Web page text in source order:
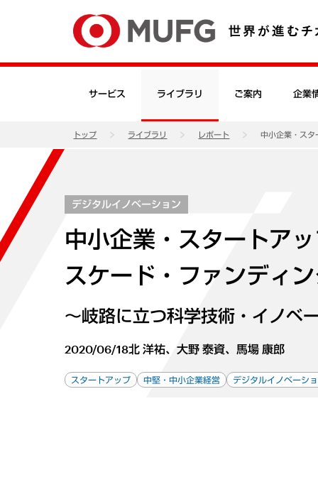
サービス ライブラリ ご案内 企業
トップ ライブラリ レポート 中小企業・ス
デジタルイノベーション
中小企業・スタートア
スケード・ファンディ
～岐路に立つ科学技術・イノベ
2020/06/18北 洋祐、大野 泰資、馬場 康郎
スタートアップ 中堅・中小企業経営 デジタルイノベーシ